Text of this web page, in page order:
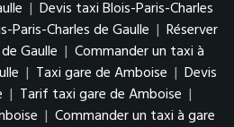
| Devis taxi Blois-Paris-Charles
Paris-Charles de Gaulle | Réserver
Gaulle | Commander un taxi à
| Taxi gare de Amboise | Devis
| Tarif taxi gare de Amboise |
| Commander un taxi à gare